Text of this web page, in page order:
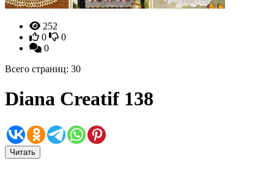
252
0
0
0
Всего страниц: 30
Diana Creatif 138
Читать